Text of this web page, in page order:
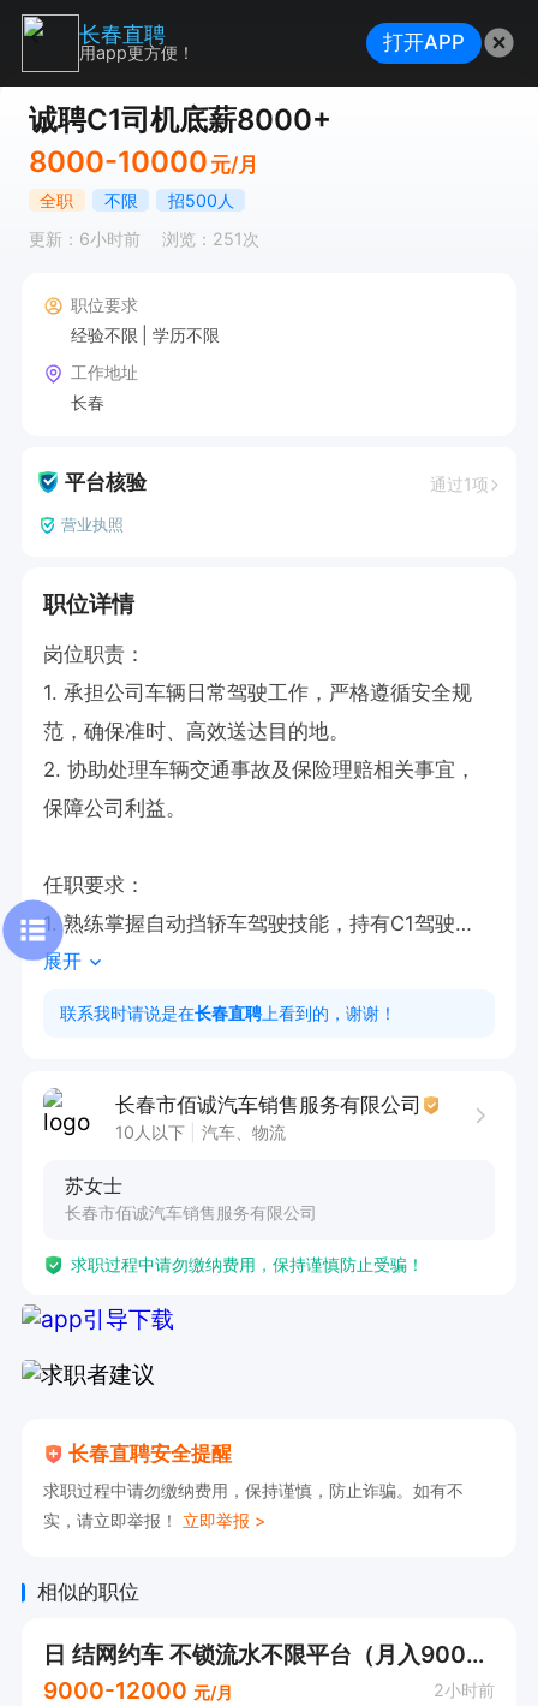
诚聘C1司机底薪8000+
8000-10000 元/月
全职 不限
招500人
更新：6小时前
浏览：251次
职位要求
经验不限
学历不限
工作地址
长春
平台核验 通过1项
营业执照
职位详情
岗位职责：
1. 承担公司车辆日常驾驶工作，严格遵循安全规
范，确保准时、高效送达目的地。
2. 协助处理车辆交通事故及保险理赔相关事宜，
保障公司利益。
任职要求：
1. 熟练掌握自动挡轿车驾驶技能，持有C1驾驶
证。
2. 拥有良好的驾驶习惯和安全意识，无重大交通
公司提供优质服务。
全。
解决。
6. 工作认真负责，遵守公司规章制度，服从工作安
凭借您的专业驾驶技能和高度责任心，为公司的车
辆运营提供坚实保障，共创美好未来！
展开
联系我时请说是在长春直聘 上看到的，谢谢！
长春市佰诚汽车销售服务有限公司
10人以下 汽车、物流
苏女士
长春市佰诚汽车销售服务有限公司
求职过程中请勿缴纳费用，保持谨慎防止受骗！
长春直聘安全提醒
求职过程中请勿缴纳费用，保持谨慎，防止诈骗。如有不
实，请立即举报！ 立即举报 >
相似的职位
日 结网约车 不锁流水不限平台（月入9000-12000+多种车型任选）
9000-12000 元/月 2小时前
长春直聘
用app更方便！ 打开APP